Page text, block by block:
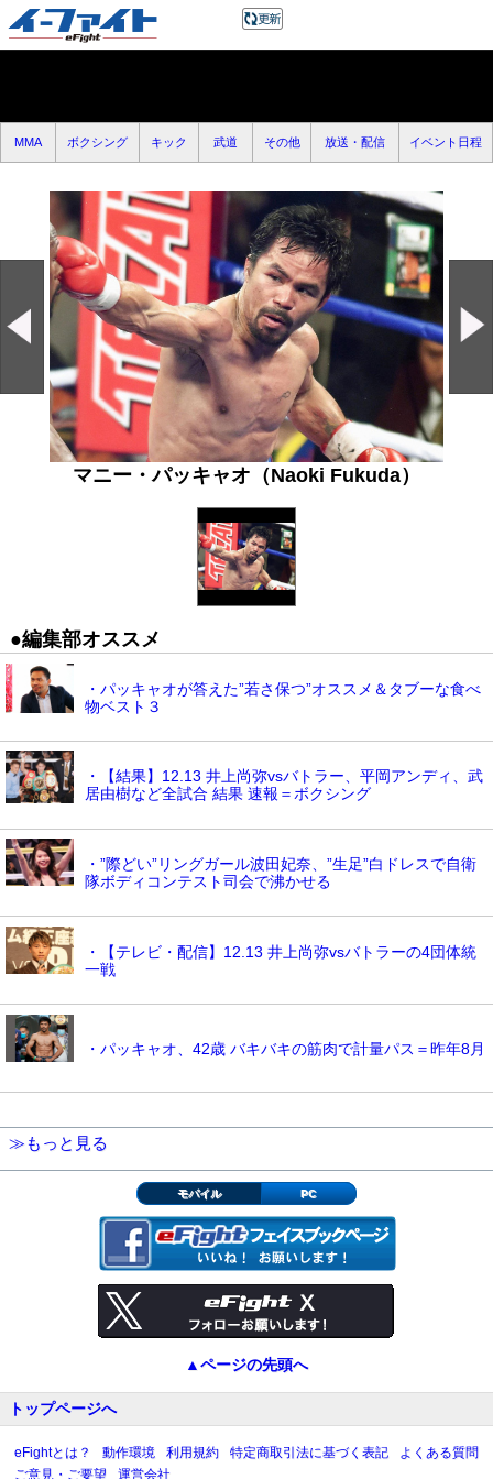
MMA ボクシング キック 武道 その他 放送・配信 イベント日程
マニー・パッキャオ（Naoki Fukuda）
●編集部オススメ
・パッキャオが答えた”若さ保つ”オススメ＆タブーな食べ
物ベスト３
・【結果】12.13 井上尚弥vsバトラー、平岡アンディ、武
居由樹など全試合 結果 速報＝ボクシング
・”際どい”リングガール波田妃奈、”生足”白ドレスで自衛
隊ボディコンテスト司会で沸かせる
・【テレビ・配信】12.13 井上尚弥vsバトラーの4団体統
一戦
・パッキャオ、42歳 バキバキの筋肉で計量パス＝昨年8月
≫もっと見る
モバイル PC
▲ページの先頭へ
トップページへ
eFightとは？ 動作環境 利用規約 特定商取引法に基づく表記
よくある質問
ご意見・ご要望
運営会社